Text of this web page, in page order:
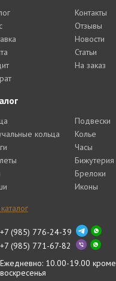
кольца
Подвески
Колье
Часы
Бижутерия
Брелоки
Иконы
Контакты
Отзывы
Новости
Статьи
На заказ
+7 (985) 776-24-39
+7 (985) 771-67-82
Ежедневно: 10.00-19.00 кроме
воскресенья